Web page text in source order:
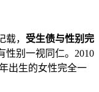
， 受生债与性别完
性别一视同仁。2010
出生的女性完全一